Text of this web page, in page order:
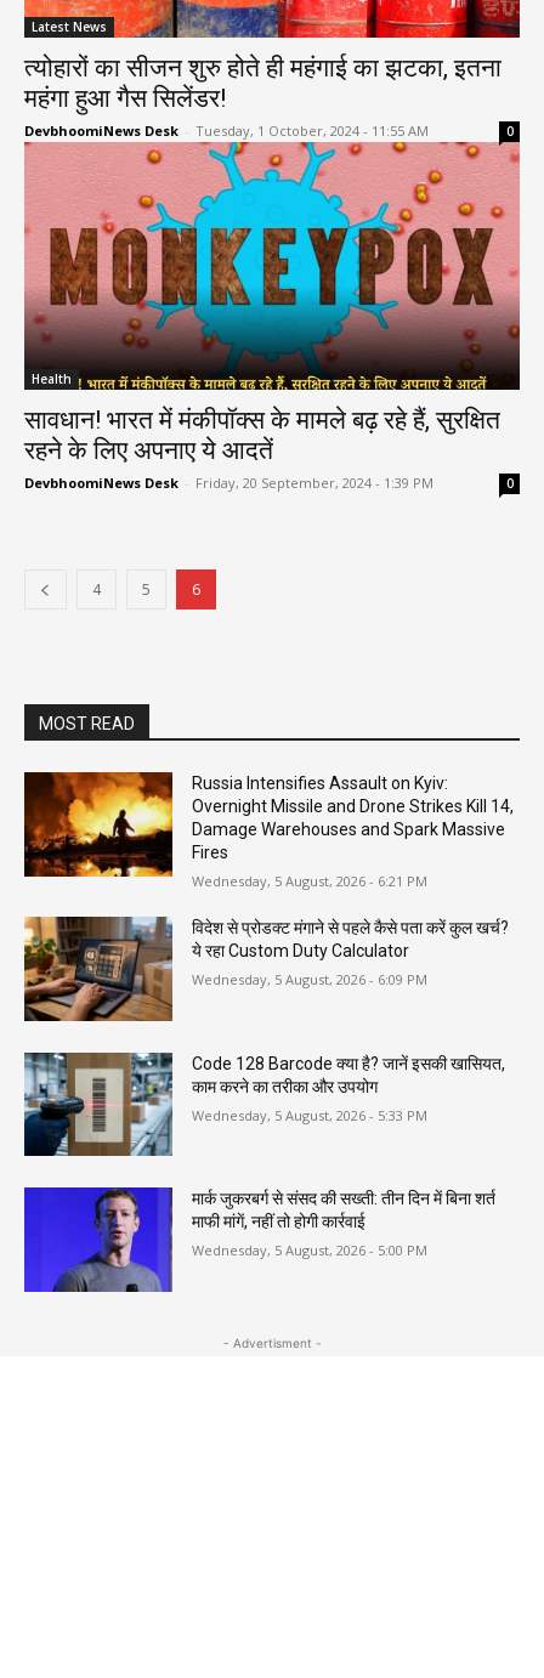
Latest News
त्योहारों का सीजन शुरु होते ही महंगाई का झटका, इतना
महंगा हुआ गैस सिलेंडर!
DevbhoomiNews Desk - Tuesday, 1 October, 2024 - 11:55 AM 0
Health
सावधान! भारत में मंकीपॉक्स के मामले बढ़ रहे हैं, सुरक्षित
रहने के लिए अपनाए ये आदतें
DevbhoomiNews Desk - Friday, 20 September, 2024 - 1:39 PM 0
4 5 6
MOST READ
Russia Intensifies Assault on Kyiv:
Overnight Missile and Drone Strikes Kill 14,
Damage Warehouses and Spark Massive
Fires
Wednesday, 5 August, 2026 - 6:21 PM
विदेश से प्रोडक्ट मंगाने से पहले कैसे पता करें कुल खर्च?
ये रहा Custom Duty Calculator
Wednesday, 5 August, 2026 - 6:09 PM
Code 128 Barcode क्या है? जानें इसकी खासियत,
काम करने का तरीका और उपयोग
Wednesday, 5 August, 2026 - 5:33 PM
मार्क जुकरबर्ग से संसद की सख्ती: तीन दिन में बिना शर्त
माफी मांगें, नहीं तो होगी कार्रवाई
Wednesday, 5 August, 2026 - 5:00 PM
- Advertisment -